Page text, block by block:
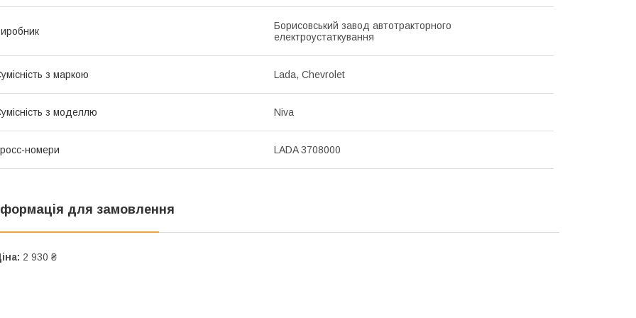
Борисовський завод автотракторного
електроустаткування
з маркою Lada, Chevrolet
з моделлю Niva
номери LADA 3708000
для замовлення
2 930 ₴